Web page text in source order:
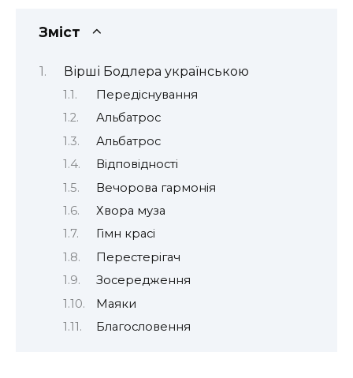
Зміст
Вірші Бодлера українською
Передіснування
Альбатрос
Альбатрос
Відповідності
Вечорова гармонія
Хвора муза
Гімн красі
Перестерігач
Зосередження
Маяки
Благословення